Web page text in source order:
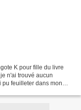
K pour fille du livre
n'ai trouvé aucun
feuilleter dans mon